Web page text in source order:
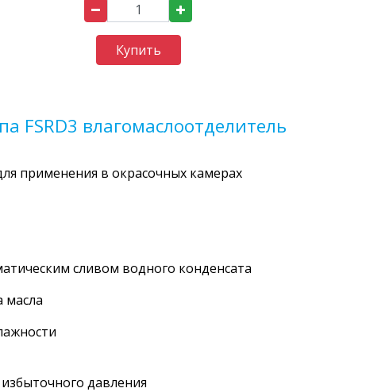
Купить
FSRD3 влагомаслоотделитель
применения в окрасочных камерах
сливом водного конденсата
масла
давления